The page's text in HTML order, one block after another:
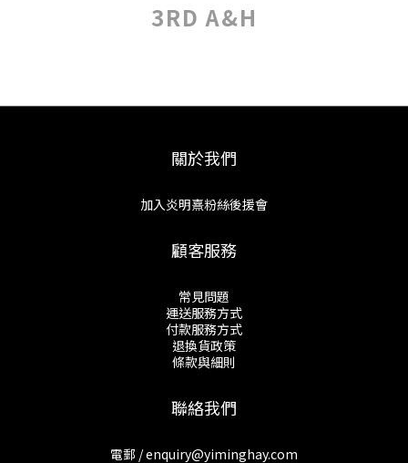
3RD A&H
關於我們
加入炎明熹粉絲後援會
顧客服務
常見問題
運送服務方式
付款服務方式
退換貨政策
條款與細則
聯絡我們
電郵 / enquiry@yiminghay.com